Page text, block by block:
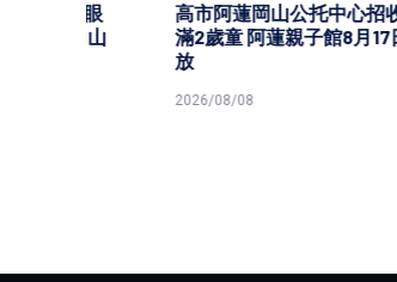
高市阿蓮岡山公托中心招收16名未
滿2歲童 阿蓮親子館8月17日營運開
2026/08/08